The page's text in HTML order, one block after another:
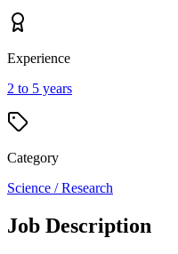
Experience
2 to 5 years
Category
Science / Research
Job Description